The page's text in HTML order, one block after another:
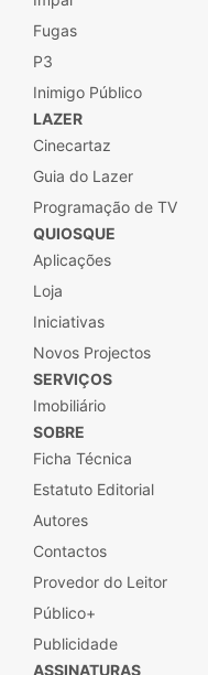
Fugas
P3
Inimigo Público
LAZER
Cinecartaz
Guia do Lazer
Programação de TV
QUIOSQUE
Aplicações
Loja
Iniciativas
Novos Projectos
SERVIÇOS
Imobiliário
SOBRE
Ficha Técnica
Estatuto Editorial
Autores
Contactos
Provedor do Leitor
Público+
Publicidade
ASSINATURAS